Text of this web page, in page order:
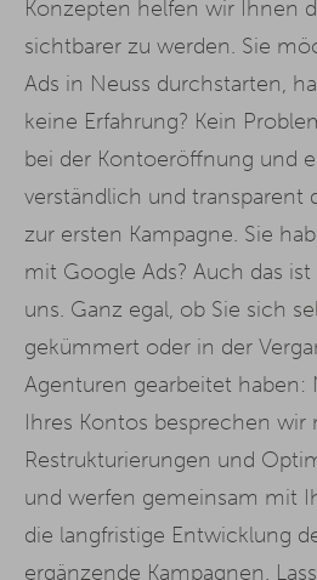
Konzepten helfen wir Ihnen
sichtbarer zu werden. Sie
Ads in Neuss durchstarten,
keine Erfahrung? Kein
bei der Kontoeröffnung und
verständlich und transparent
zur ersten Kampagne. Sie
mit Google Ads? Auch das
uns. Ganz egal, ob Sie sich
gekümmert oder in der
Agenturen gearbeitet haben:
Ihres Kontos besprechen wir
Restrukturierungen und
und werfen gemeinsam mit
die langfristige Entwicklung
ergänzende Kampagnen.